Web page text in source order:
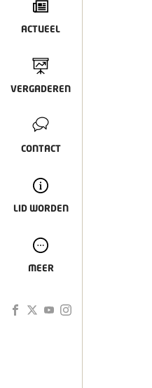
ACTUEEL
VERGADEREN
CONTACT
LID WORDEN
MEER